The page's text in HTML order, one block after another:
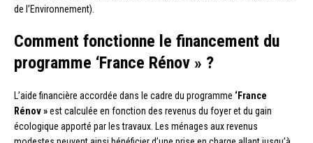
de l’Environnement).
Comment fonctionne le financement du
programme ‘France Rénov » ?
L’aide financière accordée dans le cadre du programme ‘France
Rénov »est calculée en fonction des revenus du foyer et du gain
écologique apporté par les travaux. Les ménages aux revenus